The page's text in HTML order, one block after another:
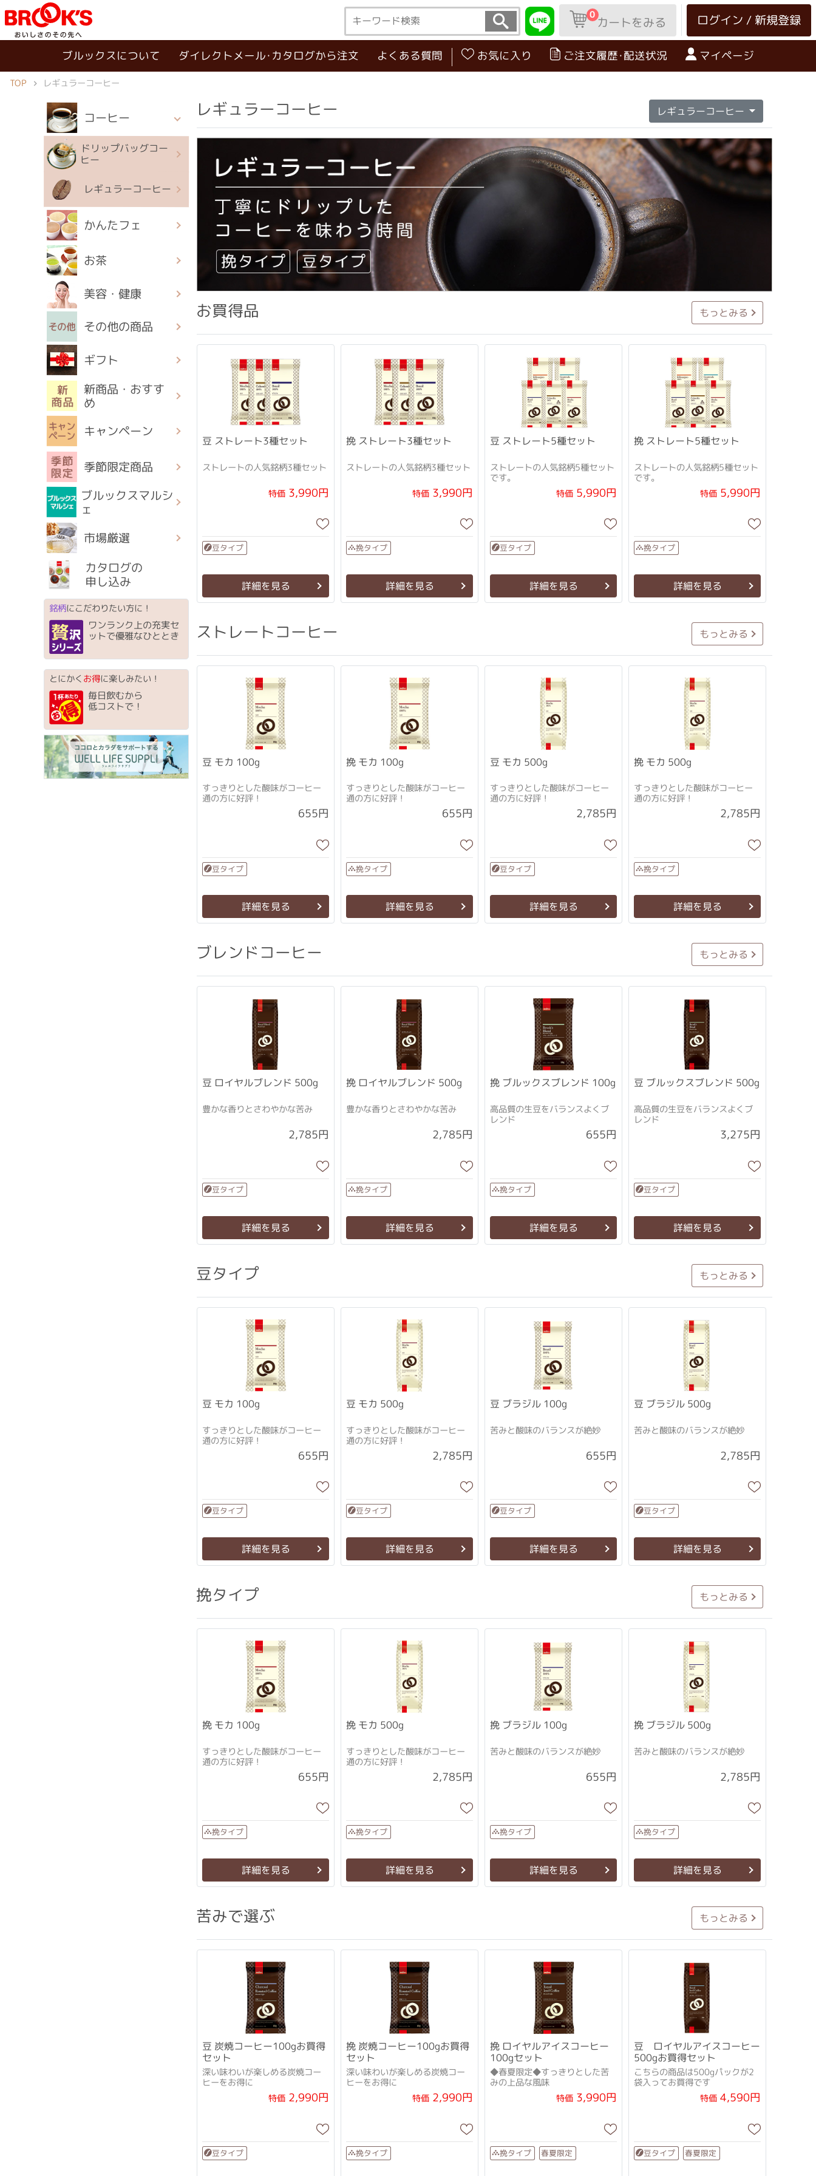
ログイン / 新規登録
0カートをみる
ブルックスについて ダイレクトメール･カタログから注文 よくある質問 お気に入り ご注文履歴･配送状況 マイページ
TOP レギュラーコーヒー
コーヒー
ドリップバッグコー
ヒー
レギュラーコーヒー
かんたフェ
お茶
美容・健康
その他の商品
ギフト
新商品・おすす
め
キャンペーン
季節限定商品
ブルックスマルシ
ェ
市場厳選
カタログの
申し込み
銘柄にこだわりたい方に！
ワンランク上の充実セ
ットで優雅なひととき
とにかく お得に楽しみたい！
毎日飲むから
低コストで！
レギュラーコーヒー レギュラーコーヒー
お買得品 もっとみる
豆 ストレート3種セット
ストレートの人気銘柄3種セット
特価 3,990円
豆タイプ
詳細を見る
挽 ストレート3種セット
ストレートの人気銘柄3種セット
特価 3,990円
挽タイプ
詳細を見る
豆 ストレート5種セット
ストレートの人気銘柄5種セット
です。
特価 5,990円
豆タイプ
詳細を見る
挽 ストレート5種セット
ストレートの人気銘柄5種セット
です。
特価 5,990円
挽タイプ
詳細を見る
ストレートコーヒー もっとみる
豆 モカ 100g
すっきりとした酸味がコーヒー
通の方に好評！
655円
豆タイプ
詳細を見る
挽 モカ 100g
すっきりとした酸味がコーヒー
通の方に好評！
655円
挽タイプ
詳細を見る
豆 モカ 500g
すっきりとした酸味がコーヒー
通の方に好評！
2,785円
豆タイプ
詳細を見る
挽 モカ 500g
すっきりとした酸味がコーヒー
通の方に好評！
2,785円
挽タイプ
詳細を見る
ブレンドコーヒー もっとみる
豆 ロイヤルブレンド 500g
豊かな香りとさわやかな苦み
2,785円
豆タイプ
詳細を見る
挽 ロイヤルブレンド 500g
豊かな香りとさわやかな苦み
2,785円
挽タイプ
詳細を見る
挽 ブルックスブレンド 100g
高品質の生豆をバランスよくブ
レンド
655円
挽タイプ
詳細を見る
豆 ブルックスブレンド 500g
高品質の生豆をバランスよくブ
レンド
3,275円
豆タイプ
詳細を見る
豆タイプ もっとみる
豆 モカ 100g
すっきりとした酸味がコーヒー
通の方に好評！
655円
豆タイプ
詳細を見る
豆 モカ 500g
すっきりとした酸味がコーヒー
通の方に好評！
2,785円
豆タイプ
詳細を見る
豆 ブラジル 100g
苦みと酸味のバランスが絶妙
655円
豆タイプ
詳細を見る
豆 ブラジル 500g
苦みと酸味のバランスが絶妙
2,785円
豆タイプ
詳細を見る
挽タイプ もっとみる
挽 モカ 100g
すっきりとした酸味がコーヒー
通の方に好評！
655円
挽タイプ
詳細を見る
挽 モカ 500g
すっきりとした酸味がコーヒー
通の方に好評！
2,785円
挽タイプ
詳細を見る
挽 ブラジル 100g
苦みと酸味のバランスが絶妙
655円
挽タイプ
詳細を見る
挽 ブラジル 500g
苦みと酸味のバランスが絶妙
2,785円
挽タイプ
詳細を見る
苦みで選ぶ もっとみる
豆 炭焼コーヒー100gお買得
セット
深い味わいが楽しめる炭焼コー
ヒーをお得に
特価 2,990円
豆タイプ
挽 炭焼コーヒー100gお買得
セット
深い味わいが楽しめる炭焼コー
ヒーをお得に
特価 2,990円
挽タイプ
挽 ロイヤルアイスコーヒー
100gセット
◆春夏限定◆すっきりとした苦
みの上品な風味
特価 3,990円
挽タイプ 春夏限定
豆 ロイヤルアイスコーヒー
500gお買得セット
こちらの商品は500gパックが2
袋入ってお買得です
特価 4,590円
豆タイプ 春夏限定